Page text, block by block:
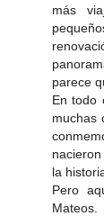
más
parece
En todo
muchas
la
Pero
Mateos.